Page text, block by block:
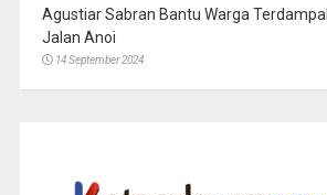
Agustiar Sabran Bantu Warga
Jalan Anoi
14 September 2024